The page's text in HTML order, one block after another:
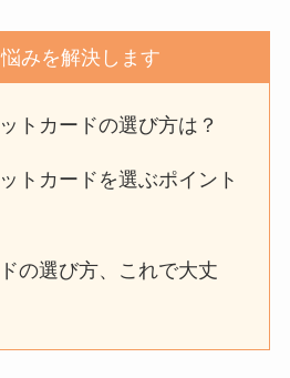
みを解決します
トカードの選び方は？
トカードを選ぶポイント
の選び方、これで大丈